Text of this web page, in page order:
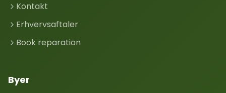
Kontakt
Erhvervsaftaler
Book reparation
Byer